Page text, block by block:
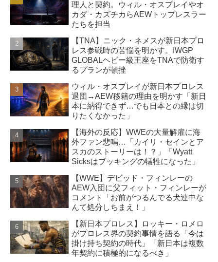
理人と契約。ウィル・オスプレイやオ
カダ・カズチカらAEWトップレスラー
たちを担当
【TNA】ニック・ネメスが新日本プロ
レス参戦時の苦悩を明かす。IWGP
GLOBALヘビー級王座をTNAで防衛す
るプランが頓挫
ウィル・オスプレイが新日本プロレス
退団→AEW移籍の理由を明かす「新日
本に納得できず…でも日本との縁は切
りたくなかった」
【海外の反応】WWEの大量解雇に海
外ファン悲鳴…「カイリ・セインとア
スカのストーリーは！？」「Wyatt
Sicksはブッキングの犠牲になった」
【WWE】デビッド・フィンレーの
AEW入団に父フィット・フィンレーが
コメント「お前がつるんでる犬連中な
んて処分しちまえ！」
【新日本プロレス】ロッキー・ロメロ
がプロレス界の契約事情を語る「今は
掛け持ち契約の時代」「新日本は複数
年契約に積極的になるべき」